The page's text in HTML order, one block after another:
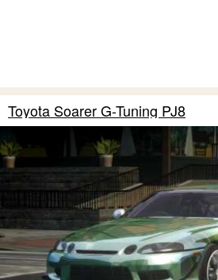
Toyota Soarer G-Tuning PJ8